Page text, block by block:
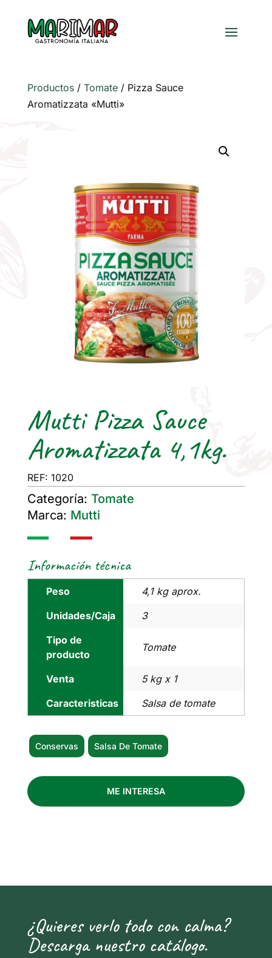
Productos/ Tomate/ Pizza Sauce
Aromatizzata «Mutti»
Mutti Pizza Sauce
Aromatizzata 4,1kg.
REF: 1020
Categoría: Tomate
Marca: Mutti
Información técnica
Peso
4,1 kg aprox.
Unidades/Caja
3
Tipo de
producto
Tomate
Venta
5 kg x 1
Caracteristicas
Salsa de tomate
Conservas Salsa De Tomate
ME INTERESA
¿Quieres verlo todo con calma?
Descarga nuestro catálogo.